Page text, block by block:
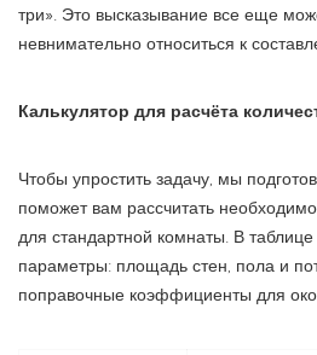
три». Это высказывание все еще
невнимательно относиться к
Калькулятор для расчёта
Чтобы упростить задачу, мы
поможет вам рассчитать
для стандартной комнаты. В
параметры: площадь стен, пола и
поправочные коэффициенты для